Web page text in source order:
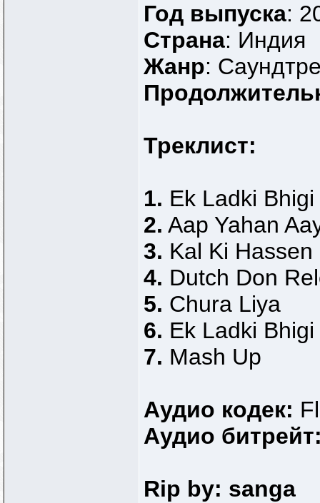
Год выпуска:
Страна: Индия
Жанр:
Треклист:
1. Ek Ladki
2. Aap Yahan
3. Kal Ki Hassen
4. Dutch Don
5. Chura Liya
6. Ek Ladki
7. Mash Up
Аудио кодек:
Аудио
Rip by: sanga